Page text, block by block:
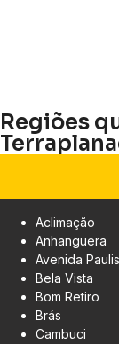
Regiões
Aclimação
Anhanguera
Avenida
Bela Vista
Bom Retiro
Brás
Cambuci